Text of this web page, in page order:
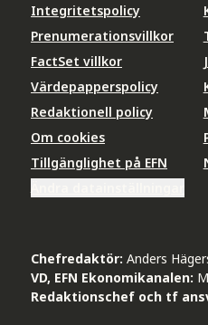
Integritetspolicy
Prenumerationsvillkor
FactSet villkor
Värdepapperspolicy
Redaktionell policy
Om cookies
Tillgänglighet på EFN
Chefredaktör: Anders
VD, EFN Ekonomikanalen:
Redaktionschef och tf